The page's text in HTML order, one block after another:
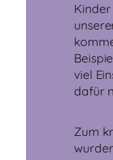
viel
dafür
Zum